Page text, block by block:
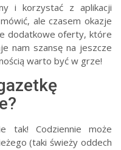
i korzystać z aplikacji
ale czasem okazje
dodatkowe oferty, które
nam szansę na jeszcze
warto być w grze!
tak! Codziennie może
(taki świeży oddech